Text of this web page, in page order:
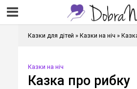
Казки для дітей » Казки на ніч »
Казки на ніч
Казка про рибку